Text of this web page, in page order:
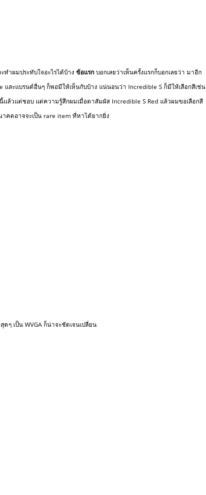
ทำผมประทับใจอะไรได้บ้าง ข้อแรก บอกเลยว่าเห็นครั้งแรกก็บอกเลยว่า มาอีก
ละแบรนด์อื่นๆ ก็พอมีให้เห็นกับบ้าง แน่นอนว่า Incredible S ก็มีให้เลือกสีเช่น
วแต่ชอบ แต่ความรู้สึกผมเมื่อตาสัมผัส Incredible S Red แล้วผมขอเลือกสี
คตอาจจะเป็น rare item ที่หาได้ยากยิ่ง
ๆ เป็น WVGA ก็น่าจะชัดเจนเปลี่ยน